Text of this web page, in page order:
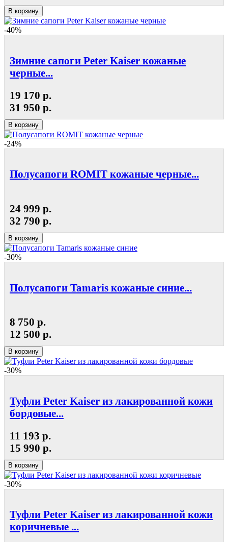
В корзину
-40%
Зимние сапоги Peter Kaiser кожаные
черные...
19 170 р.
31 950 р.
В корзину
-24%
Полусапоги ROMIT кожаные черные...
24 999 р.
32 790 р.
В корзину
-30%
Полусапоги Tamaris кожаные синие...
8 750 р.
12 500 р.
В корзину
-30%
Туфли Peter Kaiser из лакированной кожи
бордовые...
11 193 р.
15 990 р.
В корзину
-30%
Туфли Peter Kaiser из лакированной кожи
коричневые ...